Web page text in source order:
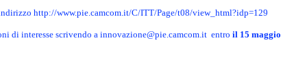
http://www.pie.camcom.it/C/ITT/Page/t08/view_html?idp=129
di interesse scrivendo ainnovazione@pie.camcom.it entro il 15 maggio